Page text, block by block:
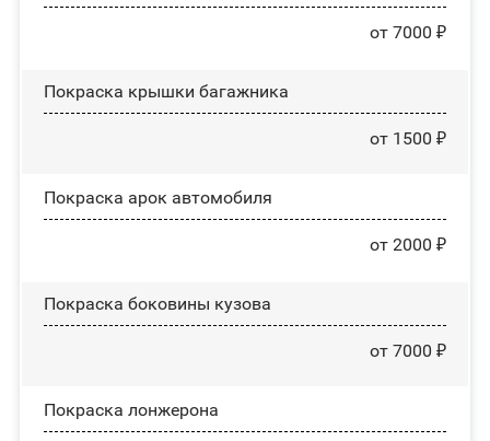
от 7000 ₽
Покраска крышки багажника
от 1500 ₽
Покраска арок автомобиля
от 2000 ₽
Покраска боковины кузова
от 7000 ₽
Покраска лонжерона